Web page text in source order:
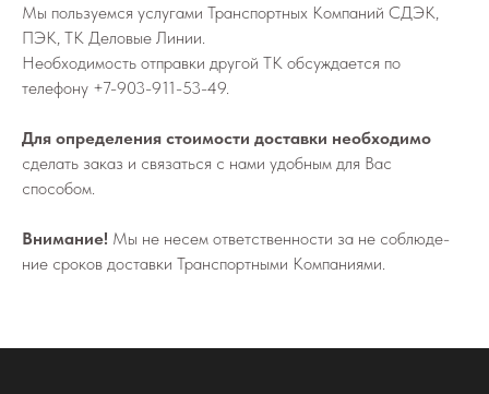
Мы поль­зу­ем­ся услу­га­ми Транс­порт­ных Ком­па­ний СДЭК,
ПЭК, ТК Деловые Линии.
Не­об­хо­ди­мо­сть от­прав­ки дру­гой ТК об­суж­да­ет­ся по
телефону +7-903-911-53-49.
Для определения стоимости доставки необходимо
сделать заказ и связаться с нами удобным для Вас
способом.
Внимание! Мы не не­сем от­вет­ствен­но­сти за не со­блю­де­
ние сро­ков до­став­ки Транс­порт­ны­ми Ком­па­ни­я­ми.